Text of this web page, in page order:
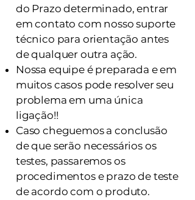
do Prazo determinado, entrar
em contato com nosso suporte
técnico para orientação antes
de qualquer outra ação.
Nossa equipe é preparada e em
muitos casos pode resolver seu
problema em uma única
ligação!!
Caso cheguemos a conclusão
de que serão necessários os
testes, passaremos os
procedimentos e prazo de teste
de acordo com o produto.